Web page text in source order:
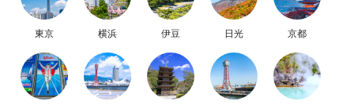
東京 横浜 伊豆 日光 京都